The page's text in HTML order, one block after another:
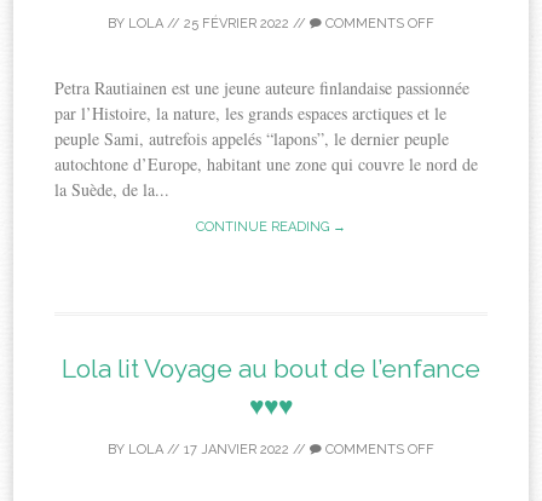
BY LOLA // 25 FÉVRIER 2022 // COMMENTS OFF
Petra Rautiainen est une jeune auteure finlandaise passionnée
par l’Histoire, la nature, les grands espaces arctiques et le
peuple Sami, autrefois appelés “lapons”, le dernier peuple
autochtone d’Europe, habitant une zone qui couvre le nord de
la Suède, de la...
CONTINUE READING →
Lola lit Voyage au bout de l’enfance
♥♥♥
BY LOLA // 17 JANVIER 2022 // COMMENTS OFF